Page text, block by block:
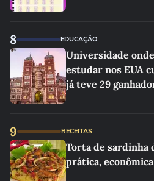
8 EDUCAÇÃO
Universidade
estudar nos EUA
já teve 29
9 RECEITAS
Torta de sardinha
prática,